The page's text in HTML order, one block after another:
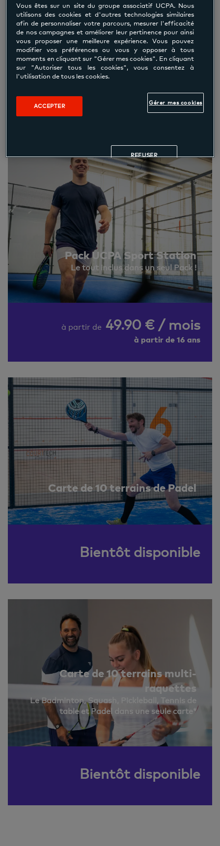
Pack Fitness Illimité
Accès au plateau et aux cours collectifs
à partir de 29.90 € / mois
Pack UCPA Sport Station
Le tout inclus dans un seul Pack !
à partir de 49.90 € / mois
à partir de 16 ans
Carte de 10 terrains de Padel
Bientôt disponible
Carte de 10 terrains multi-
raquettes
Le Badminton, Squash, Pickleball, Tennis de
table et Padel dans une seule carte*
Bientôt disponible
Vous êtes sur un site du groupe associatif UCPA. Nous
utilisons des cookies et d'autres technologies similaires
afin de personnaliser votre parcours, mesurer l'efficacité
de nos campagnes et améliorer leur pertinence pour ainsi
vous proposer une meilleure expérience. Vous pouvez
modifier vos préférences ou vous y opposer à tous
moments en cliquant sur "Gérer mes cookies". En cliquant
sur "Autoriser tous les cookies", vous consentez à
l'utilisation de tous les cookies.
Gérer mes cookies
REFUSER
ACCEPTER